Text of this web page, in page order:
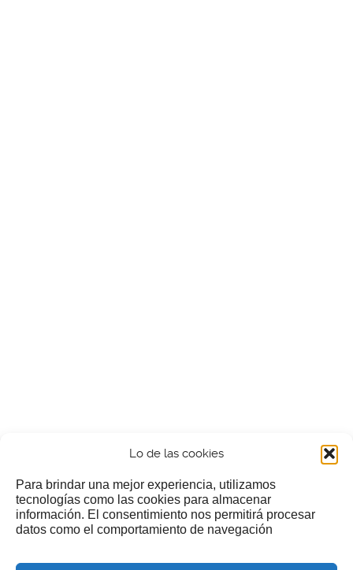
Lo de las cookies
Para brindar una mejor experiencia, utilizamos
tecnologías como las cookies para almacenar
información. El consentimiento nos permitirá procesar
datos como el comportamiento de navegación
¿Nos invitas a un cafecillo?